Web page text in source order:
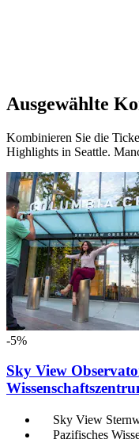
Ausgewählte
Kombinieren Sie die
Highlights in Seattle.
-5%
Sky View
Sky View
Pazifisches